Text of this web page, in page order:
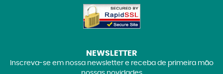
NEWSLETTER
Inscreva-se em nossa newsletter e receba de primeira mão